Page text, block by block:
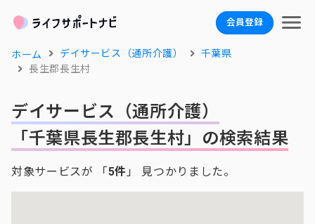
会員登録
ホーム デイサービス（通所介護）
千葉県
長生郡長生村
デイサービス（通所介護）
「千葉県長生郡長生村」の検索結果
対象サービスが 「5件 」 見つかりました。